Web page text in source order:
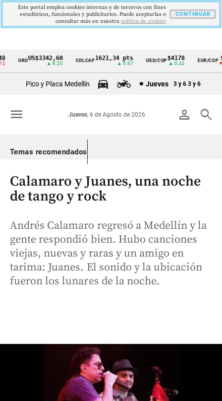
Cintillo
Colombia
OROUS$3342,60
▲ 8.20
COLCAP1621,34 pts
▲ 0.67
USD/COP$4178
▲ 0.42
EUR/COP
▼
Pico y Placa Medellín Jueves 3 y 6 3 y 6
person search
Jueves, 6 de Agosto de 2026
menu
Temas recomendados
Calamaro y Juanes, una noche
de tango y rock
Andrés Calamaro regresó a Medellín y la
gente respondió bien. Hubo canciones
viejas, nuevas y raras y un amigo en
tarima: Juanes. El sonido y la ubicación
fueron los lunares de la noche.
Este portal emplea cookies internas y de terceros con fines
estadísticos, funcionales y publicitarios. Puede aceptarlas o
consultar más en nuestra politica de cookies
CONTINUAR